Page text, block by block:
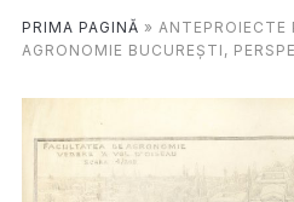
PRIMA PAGINĂ » ANTEPROIECTE
AGRONOMIE BUCUREȘTI,